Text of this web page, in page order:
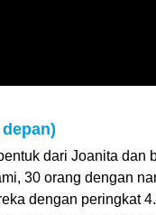
dari Joanita dan
30 orang dengan
dengan peringkat